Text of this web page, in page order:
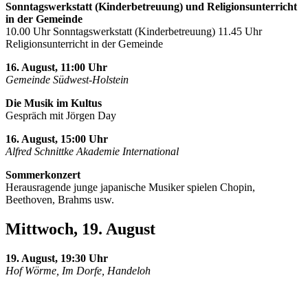
Sonntagswerkstatt (Kinderbetreuung) und Religionsunterricht
in der Gemeinde
10.00 Uhr Sonntagswerkstatt (Kinderbetreuung) 11.45 Uhr
Religionsunterricht in der Gemeinde
16. August, 11:00 Uhr
Gemeinde Südwest-Holstein
Die Musik im Kultus
Gespräch mit Jörgen Day
16. August, 15:00 Uhr
Alfred Schnittke Akademie International
Sommerkonzert
Herausragende junge japanische Musiker spielen Chopin,
Beethoven, Brahms usw.
Mittwoch, 19. August
19. August, 19:30 Uhr
Hof Wörme, Im Dorfe, Handeloh